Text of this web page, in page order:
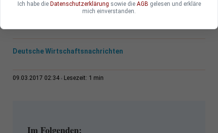
zuvor Exxon-Chef gewesen war.
Deutsche Wirtschaftsnachrichten
09.03.2017 02:34 Lesezeit: 1 min
Im Folgenden:
Ich habe die Datenschutzerklärung sowie die AGB gelesen und erkläre
mich einverstanden.